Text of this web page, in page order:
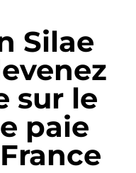
Silae
sur le
paie